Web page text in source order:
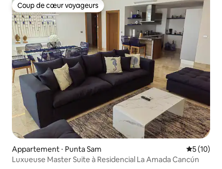
Coup de cœur voyageurs
Coup de cœur voyageurs
Appartement ⋅ Punta Sam
5 (10)
Luxueuse Master Suite à Residencial La Amada Cancún